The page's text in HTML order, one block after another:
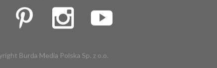
Burda Media Polska Sp. z o.o.